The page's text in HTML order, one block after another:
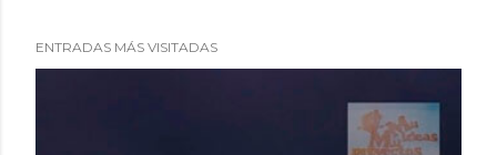
ENTRADAS MÁS VISITADAS